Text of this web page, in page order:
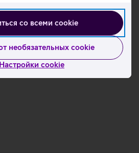
со всеми cookie
необязательных cookie
Настройки cookie
лицензии пользователя